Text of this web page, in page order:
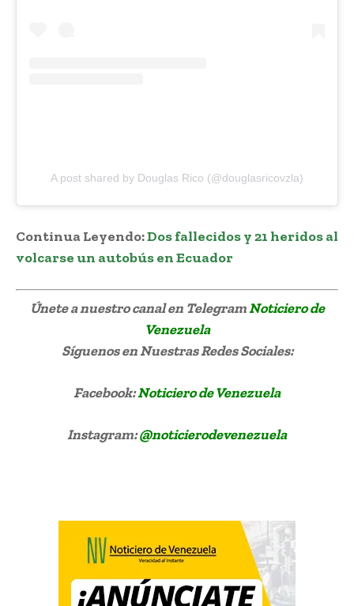
A post shared by Douglas Rico (@douglasricovzla)
Continua Leyendo:Dos fallecidos y 21 heridos al
volcarse un autobús en Ecuador
Únete a nuestro canal en TelegramNoticiero de
Venezuela
Síguenosen Nuestras Redes Sociales:
Facebook:Noticiero de Venezuela
Instagram:@noticierodevenezuela